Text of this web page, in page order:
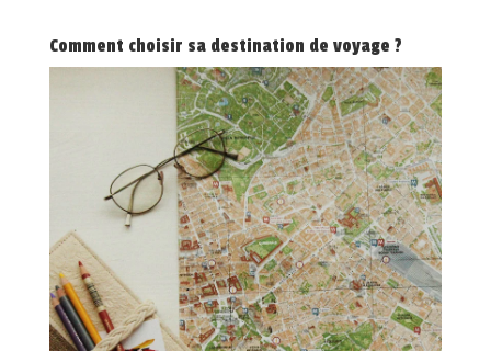
Comment choisir sa destination de voyage ?